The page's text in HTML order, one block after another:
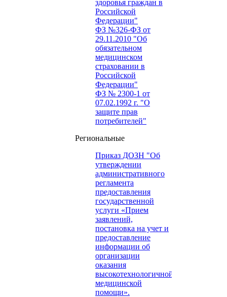
здоровья граждан в
Российской
Федерации"
ФЗ №326-ФЗ от
29.11.2010 "Об
обязательном
медицинском
страховании в
Российской
Федерации"
ФЗ № 2300-1 от
07.02.1992 г. "О
защите прав
потребителей"
Региональные
Приказ ДОЗН "Об
утверждении
административного
регламента
предоставления
государственной
услуги «Прием
заявлений,
постановка на учет и
предоставление
информации об
организации
оказания
высокотехнологичной
медицинской
помощи».